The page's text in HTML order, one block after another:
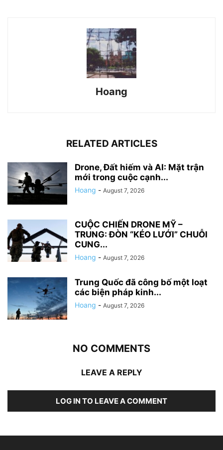
Hoang
RELATED ARTICLES
Drone, Đất hiếm và AI: Mặt trận
mới trong cuộc cạnh...
Hoang - August 7, 2026
CUỘC CHIẾN DRONE MỸ –
TRUNG: ĐÒN “KÉO LƯỚI” CHUỖI
CUNG...
Hoang - August 7, 2026
Trung Quốc đã công bố một loạt
các biện pháp kinh...
Hoang - August 7, 2026
NO COMMENTS
LEAVE A REPLY
LOG IN TO LEAVE A COMMENT